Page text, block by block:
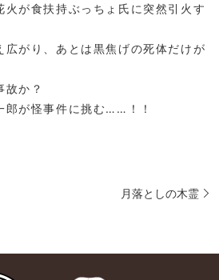
火が食扶持ぶっちょ氏に突然引火す
広がり、あとは黒焦げの死体だけが
故か？
郎が怪事件に挑む……！！
月落としの木霊